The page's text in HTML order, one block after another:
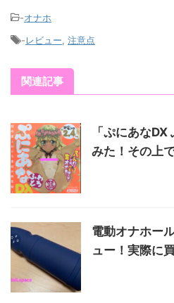
-オナホ
-レビュー, 注意点
関連記事
「ぷにあな
みた！その上
電動オナホー
ュー！実際に